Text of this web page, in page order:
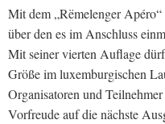
Mit dem „Rëmelenger
über den es im Anschluss
Mit seiner vierten Auflage
Größe im luxemburgischen
Organisatoren und
Vorfreude auf die nächste